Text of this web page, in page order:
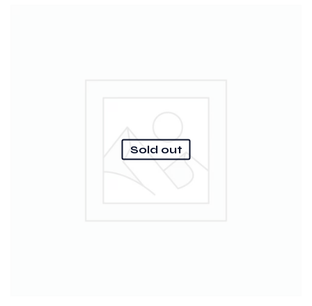
Sold out